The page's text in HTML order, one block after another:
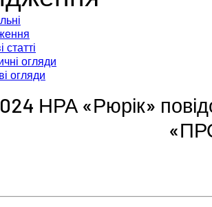
статті
огляди
огляди
НРА «Рюрік»